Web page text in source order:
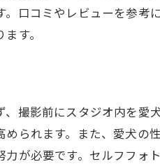
口コミやレビューを参考
す。
撮影前にスタジオ内を愛
られます。また、愛犬の性
が必要です。セルフフォ